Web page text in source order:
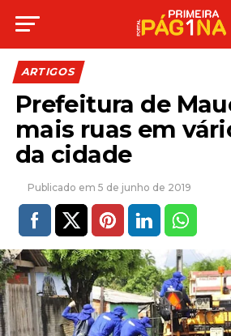
ARTIGOS
Prefeitura de
mais ruas em
da cidade
5 de junho de 2019